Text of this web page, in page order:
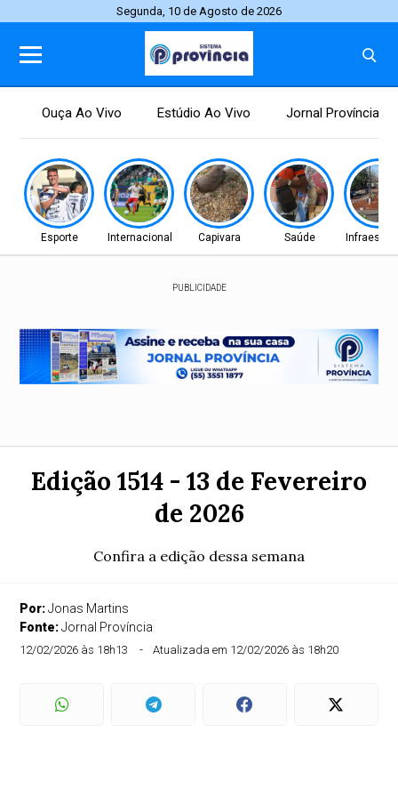
Segunda, 10 de Agosto de 2026
Ouça Ao Vivo Estúdio Ao Vivo Jornal Província
Esporte Internacional Capivara Saúde
PUBLICIDADE
Edição 1514 - 13 de Fevereiro
de 2026
Confira a edição dessa semana
Por:Jonas Martins
Fonte:Jornal Província
12/02/2026 às 18h13 Atualizada em 12/02/2026 às 18h20